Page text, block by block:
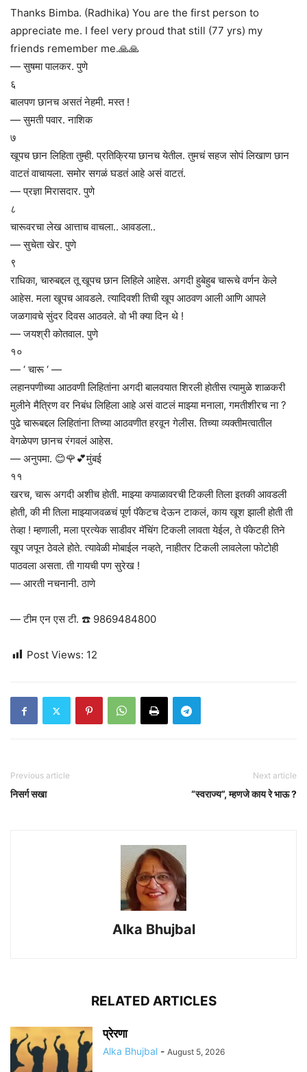
Thanks Bimba. (Radhika) You are the first person to
appreciate me. I feel very proud that still (77 yrs) my
friends remember me.🙏🙏
— सुषमा पालकर. पुणे
६
बालपण छानच असतं नेहमी. मस्त !
— सुमती पवार. नाशिक
७
खूपच छान लिहिता तुम्ही. प्रतिक्रिया छानच येतील. तुमचं सहज सोपं लिखाण छान
वाटतं वाचायला. समोर सगळं घडतं आहे असं वाटतं.
— प्रज्ञा मिरासदार. पुणे
८
चारूवरचा लेख आत्ताच वाचला.. आवडला..
— सुचेता खेर. पुणे
९
राधिका, चारुबद्दल तू खूपच छान लिहिले आहेस. अगदी हुबेहुब चारूचे वर्णन केले
आहेस. मला खूपच आवडले. त्यादिवशी तिची खूप आठवण आली आणि आपले
जळगावचे सुंदर दिवस आठवले. वो भी क्या दिन थे !
— जयश्री कोतवाल. पुणे
१०
— ‘ चारू ‘ —
लहानपणीच्या आठवणी लिहितांना अगदी बालवयात शिरली होतीस त्यामुळे शाळकरी
मुलीने मैत्रिण वर निबंध लिहिला आहे असं वाटलं माझ्या मनाला, गमतीशीरच ना ?
पुढे चारूबद्दल लिहितांना तिच्या आठवणीत हरवून गेलीस. तिच्या व्यक्तीमत्वातील
वेगळेपण छानच रंगवलं आहेस.
— अनुपमा. 😊🌹💕मुंबई
११
खरच, चारू अगदी अशीच होती. माझ्या कपाळावरची टिकली तिला इतकी आवडली
होती, की मी तिला माझ्याजवळचं पूर्ण पॅकेटच देऊन टाकलं, काय खूश झाली होती ती
तेव्हा ! म्हणाली, मला प्रत्येक साडीवर मॅचिंग टिकली लावता येईल, ते पॅकेटही तिने
खूप जपून ठेवले होते. त्यावेळी मोबाईल नव्हते, नाहीतर टिकली लावलेला फोटोही
पाठवला असता. ती गायची पण सुरेख !
— आरती नचनानी. ठाणे
— टीम एन एस टी. ☎️ 9869484800
Post Views: 12
Previous article
निसर्ग सखा
Next article
“स्वराज्य”, म्हणजे काय रे भाऊ ?
Alka Bhujbal
RELATED ARTICLES
प्रेरणा
Alka Bhujbal - August 5, 2026